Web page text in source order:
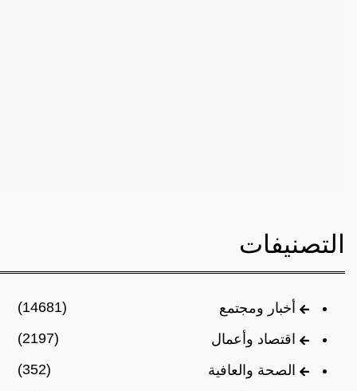
التصنيفات
أخبار ومجتمع
(14681)
اقتصاد وأعمال
(2197)
الصحة والعافية
(352)